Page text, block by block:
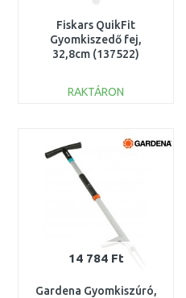
Fiskars QuikFit
Gyomkiszedő fej,
32,8cm (137522)
RAKTÁRON
Összehasonlítás
14 784 Ft
Gardena Gyomkiszúró,